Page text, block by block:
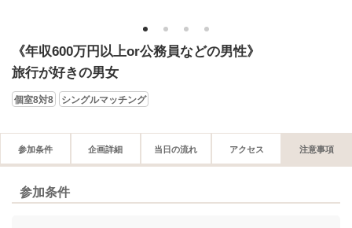
1 2 3 4
《年収600万円以上or公務員などの男性》
旅行が好きの男女
個室8対8 シングルマッチング
参加条件 企画詳細 当日の流れ アクセス 注意事項
参加条件